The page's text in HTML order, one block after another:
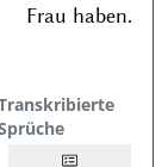
Frau haben.